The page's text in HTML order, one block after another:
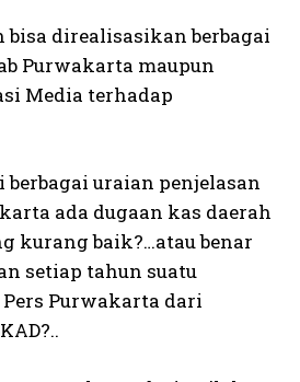
bisa direalisasikan berbagai
Purwakarta maupun
Media terhadap
berbagai uraian penjelasan
ada dugaan kas daerah
kurang baik?…atau benar
setiap tahun suatu
Purwakarta dari